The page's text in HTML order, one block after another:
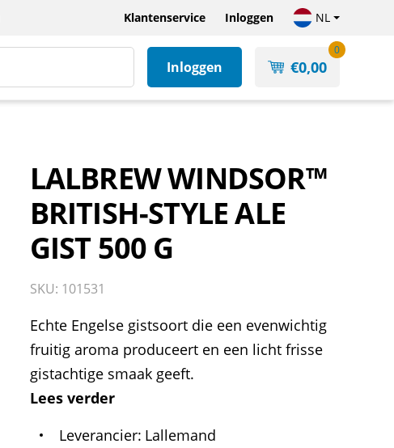
Klantenservice Inloggen NL
Inloggen €0,00
0
LALBREW WINDSOR™
BRITISH-STYLE ALE
GIST 500 G
SKU: 101531
Echte Engelse gistsoort die een evenwichtig
fruitig aroma produceert en een licht frisse
gistachtige smaak geeft.
Lees verder
Leverancier Lallemand